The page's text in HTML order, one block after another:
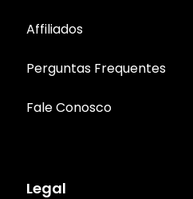
Affiliados
Perguntas Frequentes
Fale Conosco
Legal